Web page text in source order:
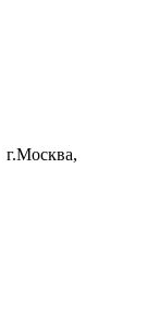
г.Москва,